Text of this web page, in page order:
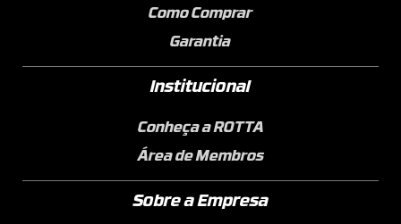
Como Comprar
Garantia
Institucional
Conheça a ROTTA
Área de Membros
Sobre a Empresa